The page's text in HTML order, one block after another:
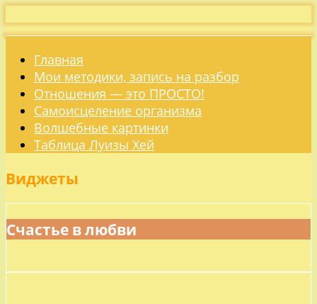
Главная
Мои методики, запись на разбор
Отношения — это ПРОСТО!
Самоисцеление организма
Волшебные картинки
Таблица Луизы Хей
Виджеты
Счастье в любви